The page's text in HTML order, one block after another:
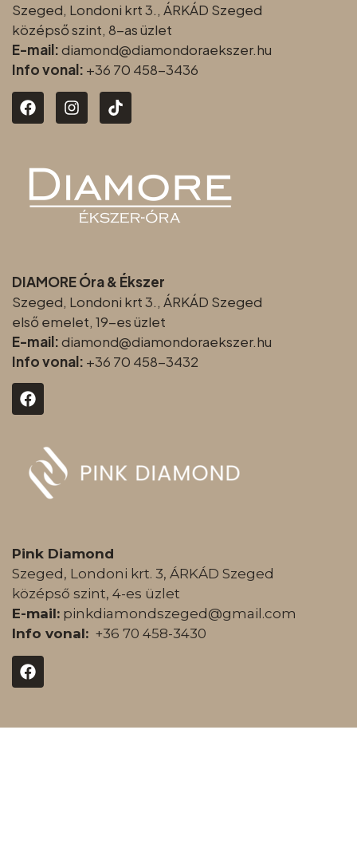
Szeged, Londoni krt 3., ÁRKÁD Szeged
középső szint, 8-as üzlet
E-mail:diamond@diamondoraekszer.hu
Info vonal: +36 70 458-3436
DIAMORE Óra & Ékszer
Szeged, Londoni krt 3., ÁRKÁD Szeged
első emelet, 19-es üzlet
E-mail:diamond@diamondoraekszer.hu
Info vonal: +36 70 458-3432
Pink Diamond
Szeged, Londoni krt. 3, ÁRKÁD Szeged
középső szint, 4-es üzlet
E-mail: pinkdiamondszeged@gmail.com
Info vonal: +36 70 458-3430